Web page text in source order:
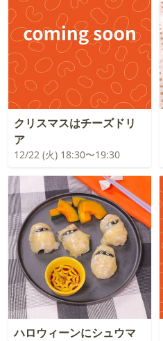
クリスマスはチーズドリ
ア
12/22 (火) 18:30〜19:30
ハロウィーンにシュウマ